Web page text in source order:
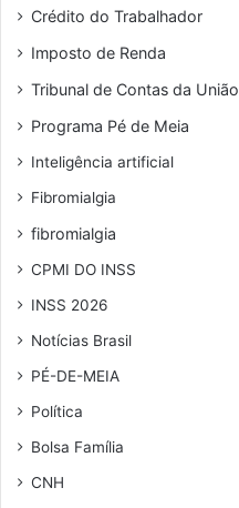
Crédito do Trabalhador
Imposto de Renda
Tribunal de Contas da União
Programa Pé de Meia
Inteligência artificial
Fibromialgia
fibromialgia
CPMI DO INSS
INSS 2026
Notícias Brasil
PÉ-DE-MEIA
Política
Bolsa Família
CNH